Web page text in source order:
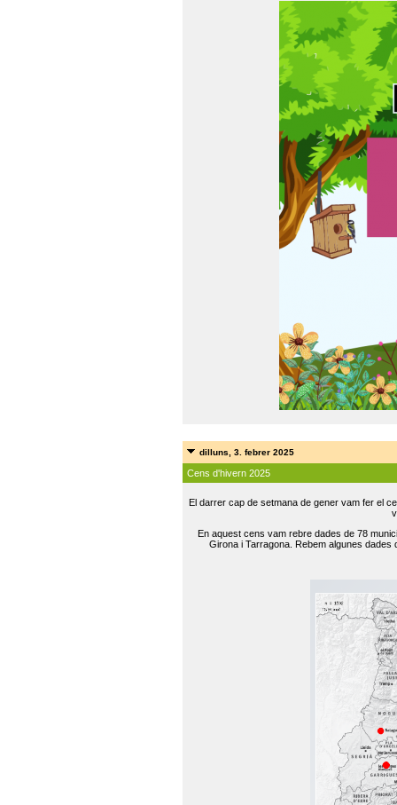
dilluns, 3. febrer 2025
Cens d'hivern 2025
El darrer cap de setmana de gener vam fer el
En aquest cens vam rebre dades de 78
Girona i Tarragona. Rebem algunes